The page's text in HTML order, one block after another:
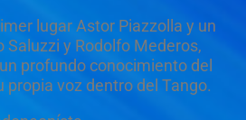
lugar Astor Piazzolla y un
Saluzzi y Rodolfo Mederos,
profundo conocimiento del
propia voz dentro del Tango.